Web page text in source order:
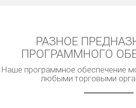
РАЗНОЕ
ПРОГРАММНОГО
Наше программное обеспечение
любыми торговыми